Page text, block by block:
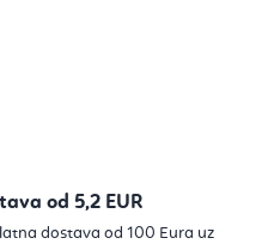
od 5,2 EUR
dostava od 100 Eura uz